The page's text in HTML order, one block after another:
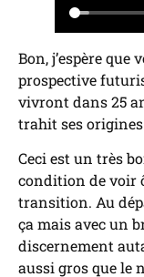
Bon, j’espère que
prospective
vivront dans 25
trahit ses
Ceci est un très
condition de voir
transition. Au
ça mais avec un
discernement
aussi gros que le